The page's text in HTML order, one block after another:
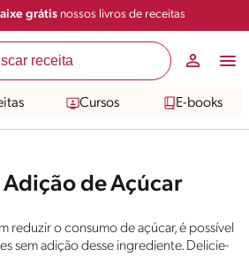
grátisnossos livros de receitas
Cursos E-books
Adição de Açúcar
reduzir o consumo de açúcar, é possível
sem adição desse ingrediente. Delicie-